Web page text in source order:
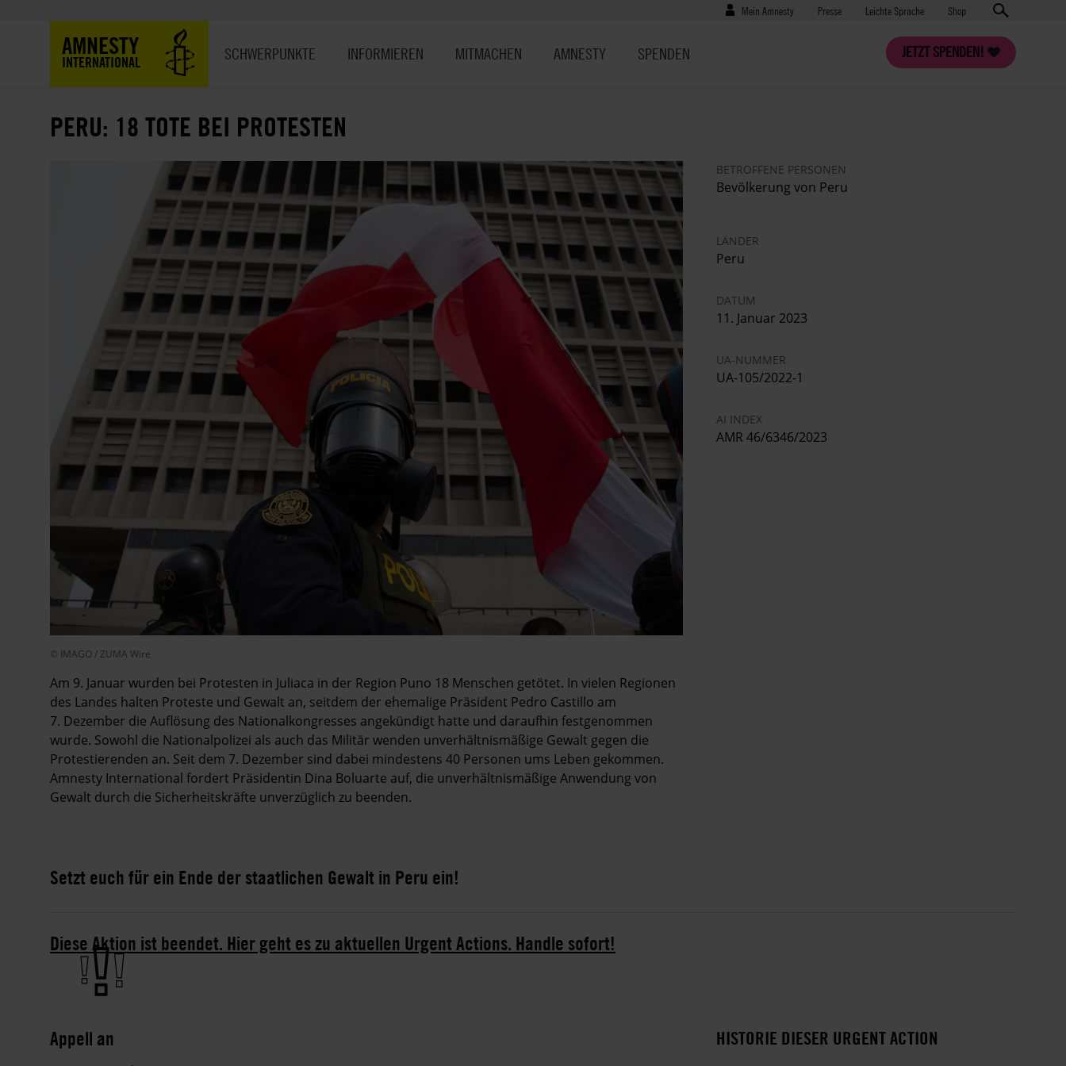
Benutzermenü
Mein Amnesty Presse
Presse Leichte Sprache Shop
AMNESTY
INTERNATIONAL
JETZT SPENDEN!
SCHWERPUNKTE INFORMIEREN MITMACHEN AMNESTY SPENDEN
PERU: 18 TOTE BEI PROTESTEN
© IMAGO / ZUMA Wire
Am 9. Januar wurden bei Protesten in Juliaca in der Region Puno 18 Menschen getötet. In vielen Regionen
des Landes halten Proteste und Gewalt an, seitdem der ehemalige Präsident Pedro Castillo am
7. Dezember die Auflösung des Nationalkongresses angekündigt hatte und daraufhin festgenommen
wurde. Sowohl die Nationalpolizei als auch das Militär wenden unverhältnismäßige Gewalt gegen die
Protestierenden an. Seit dem 7. Dezember sind dabei mindestens 40 Personen ums Leben gekommen.
Amnesty International fordert Präsidentin Dina Boluarte auf, die unverhältnismäßige Anwendung von
Gewalt durch die Sicherheitskräfte unverzüglich zu beenden.
BETROFFENE PERSONEN
Bevölkerung von Peru
LÄNDER
Peru
DATUM
11. Januar 2023
UA-NUMMER
UA-105/2022-1
AI INDEX
AMR 46/6346/2023
Setzt euch für ein Ende der staatlichen Gewalt in Peru ein!
Diese Aktion ist beendet. Hier geht es zu aktuellen Urgent Actions. Handle sofort!
Appell an HISTORIE DIESER URGENT ACTION